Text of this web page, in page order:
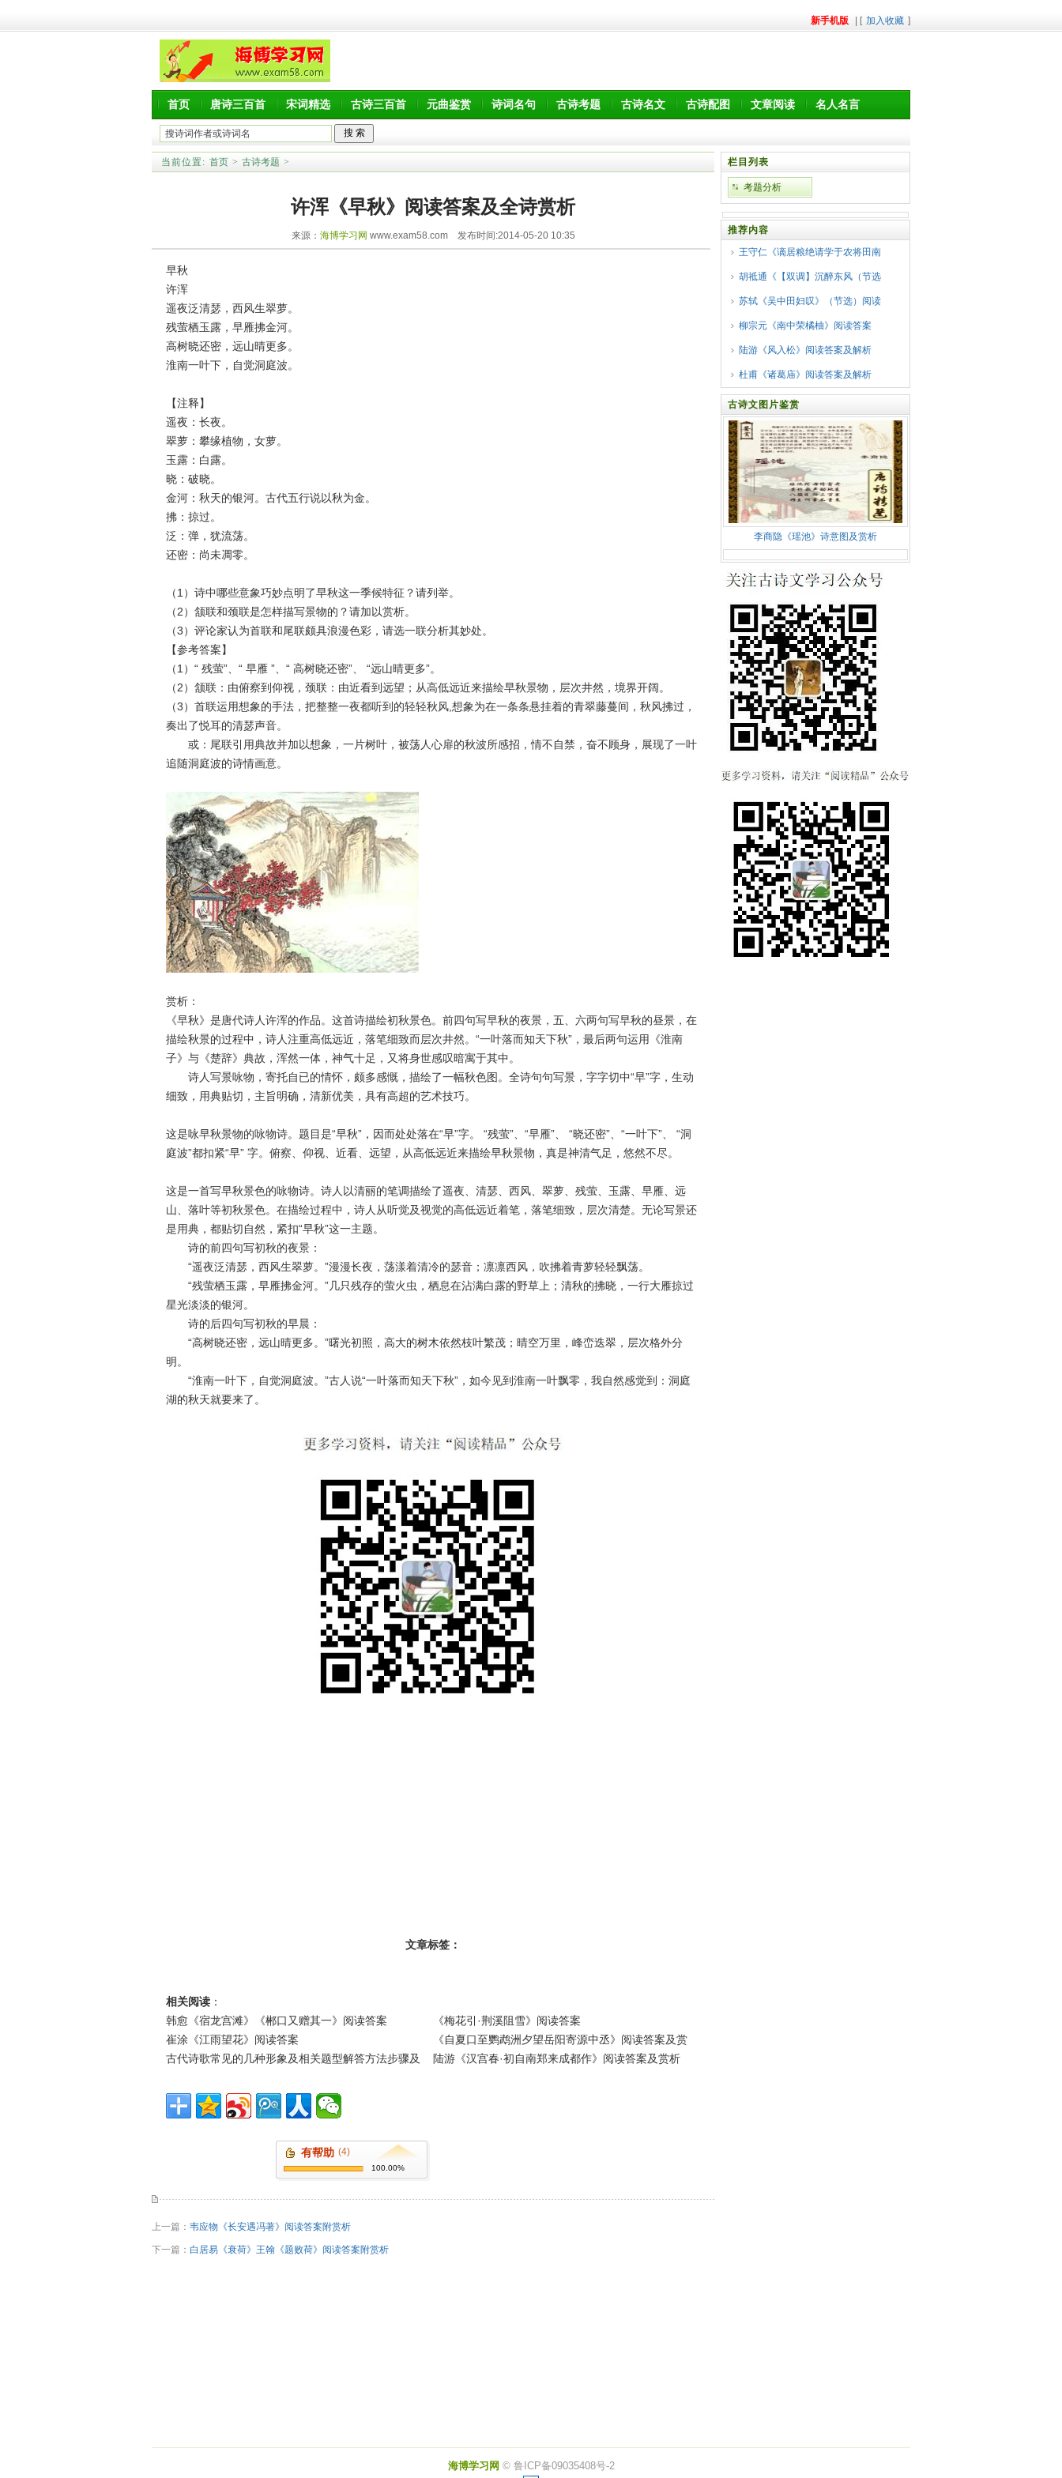
新手机版 | [ 加入收藏 ]
首页 唐诗三百首 宋词精选 古诗三百首 元曲鉴赏 诗词名句 古诗考题 古诗名文 古诗配图 文章阅读 名人名言
当前位置: 首页 > 古诗考题 >
许浑《早秋》阅读答案及全诗赏析
来源： 海博学习网 www.exam58.com 发布时间:2014-05-20 10:35
早秋
许浑
遥夜泛清瑟，西风生翠萝。
残萤栖玉露，早雁拂金河。
高树晓还密，远山晴更多。
淮南一叶下，自觉洞庭波。
【注释】
遥夜：长夜。
翠萝：攀缘植物，女萝。
玉露：白露。
晓：破晓。
金河：秋天的银河。古代五行说以秋为金。
拂：掠过。
泛：弹，犹流荡。
还密：尚未凋零。
（1）诗中哪些意象巧妙点明了早秋这一季候特征？请列举。
（2）颔联和颈联是怎样描写景物的？请加以赏析。
（3）评论家认为首联和尾联颇具浪漫色彩，请选一联分析其妙处。
【参考答案】
（1）“ 残萤”、“ 早雁 ”、“ 高树晓还密”、 “远山晴更多”。
（2）颔联：由俯察到仰视，颈联：由近看到远望；从高低远近来描绘早秋景物，层次井然，境界开阔。
（3）首联运用想象的手法，把整整一夜都听到的轻轻秋风,想象为在一条条悬挂着的青翠藤蔓间，秋风拂过，
奏出了悦耳的清瑟声音。
或：尾联引用典故并加以想象，一片树叶，被荡人心扉的秋波所感招，情不自禁，奋不顾身，展现了一叶
追随洞庭波的诗情画意。
赏析：
《早秋》是唐代诗人许浑的作品。这首诗描绘初秋景色。前四句写早秋的夜景，五、六两句写早秋的昼景，在
描绘秋景的过程中，诗人注重高低远近，落笔细致而层次井然。“一叶落而知天下秋”，最后两句运用《淮南
子》与《楚辞》典故，浑然一体，神气十足，又将身世感叹暗寓于其中。
诗人写景咏物，寄托自已的情怀，颇多感慨，描绘了一幅秋色图。全诗句句写景，字字切中“早”字，生动
细致，用典贴切，主旨明确，清新优美，具有高超的艺术技巧。
这是咏早秋景物的咏物诗。题目是“早秋”，因而处处落在“早”字。 “残萤”、“早雁”、 “晓还密”、“一叶下”、 “洞
庭波”都扣紧“早” 字。俯察、仰视、近看、远望，从高低远近来描绘早秋景物，真是神清气足，悠然不尽。
这是一首写早秋景色的咏物诗。诗人以清丽的笔调描绘了遥夜、清瑟、西风、翠萝、残萤、玉露、早雁、远
山、落叶等初秋景色。在描绘过程中，诗人从听觉及视觉的高低远近着笔，落笔细致，层次清楚。无论写景还
是用典，都贴切自然，紧扣“早秋”这一主题。
诗的前四句写初秋的夜景：
“遥夜泛清瑟，西风生翠萝。”漫漫长夜，荡漾着清冷的瑟音；凛凛西风，吹拂着青萝轻轻飘荡。
“残萤栖玉露，早雁拂金河。”几只残存的萤火虫，栖息在沾满白露的野草上；清秋的拂晓，一行大雁掠过
星光淡淡的银河。
诗的后四句写初秋的早晨：
“高树晓还密，远山晴更多。”曙光初照，高大的树木依然枝叶繁茂；晴空万里，峰峦迭翠，层次格外分
明。
“淮南一叶下，自觉洞庭波。”古人说“一叶落而知天下秋”，如今见到淮南一叶飘零，我自然感觉到：洞庭
湖的秋天就要来了。
文章标签：
相关阅读 ：
韩愈《宿龙宫滩》《郴口又赠其一》阅读答案
《梅花引·荆溪阻雪》阅读答案
崔涂《江雨望花》阅读答案
《自夏口至鹦鹉洲夕望岳阳寄源中丞》阅读答案及赏
古代诗歌常见的几种形象及相关题型解答方法步骤及
陆游《汉宫春·初自南郑来成都作》阅读答案及赏析
有帮助 (4)
100.00%
上一篇： 韦应物《长安遇冯著》阅读答案附赏析
下一篇： 白居易《衰荷》王翰《题败荷》阅读答案附赏析
栏目列表
考题分析
推荐内容
王守仁《谪居粮绝请学于农将田南
胡祗通《【双调】沉醉东风（节选
苏轼《吴中田妇叹》（节选）阅读
柳宗元《南中荣橘柚》阅读答案
陆游《风入松》阅读答案及解析
杜甫《诸葛庙》阅读答案及解析
古诗文图片鉴赏
李商隐《瑶池》诗意图及赏析
海博学习网 © 鲁ICP备09035408号-2